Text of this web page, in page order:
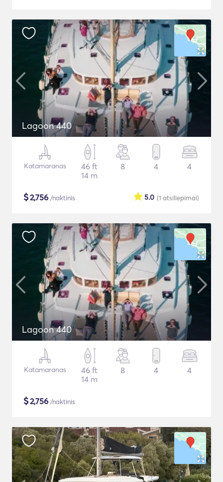
Lagoon 440
Katamaranas
46 ft
14 m
8 4 4
$2,756 /naktinis (1 atsiliepimai)
5.0
Lagoon 440
Katamaranas
46 ft
14 m
8 4 4
$2,756 /naktinis